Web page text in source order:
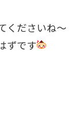
くださいね〜
ずです